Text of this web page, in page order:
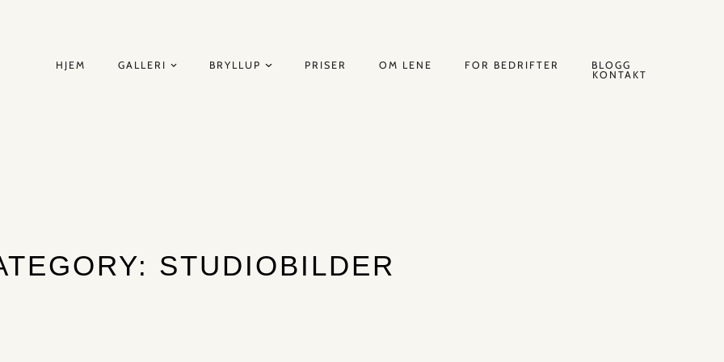
HJEM GALLERI BRYLLUP PRISER OM LENE FOR BEDRIFTER
BLOGG
KONTAKT
STUDIOBILDER